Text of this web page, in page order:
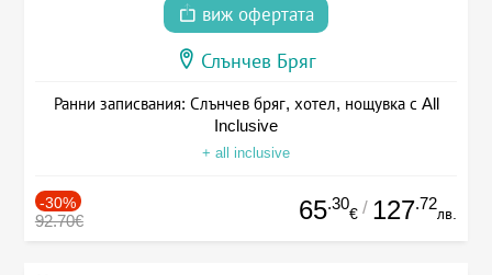
виж офертата
Слънчев Бряг
Ранни записвания: Слънчев бряг, хотел, нощувка с All
Inclusive
+ all inclusive
-30%
92.70€ 65.30
€ / 127.72
лв.